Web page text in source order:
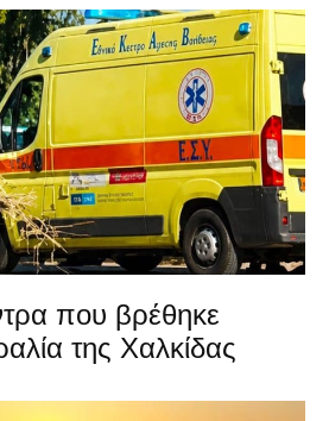
που βρέθηκε
της Χαλκίδας